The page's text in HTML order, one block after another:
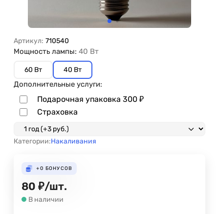
Артикул: 710540
Мощность лампы: 40 Вт
60 Вт 40 Вт
Дополнительные услуги:
Подарочная упаковка 300 ₽
Страховка
Категории:Накаливания
+0 БОНУСОВ
80 ₽/шт.
В наличии